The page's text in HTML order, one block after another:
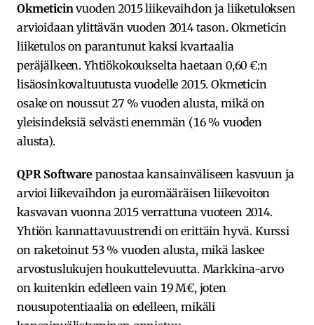
Okmeticinvuoden 2015 liikevaihdon ja liiketuloksen
arvioidaan ylittävän vuoden 2014 tason. Okmeticin
liiketulos on parantunut kaksi kvartaalia
peräjälkeen. Yhtiökokoukselta haetaan 0,60 €:n
lisäosinkovaltuutusta vuodelle 2015. Okmeticin
osake on noussut 27 % vuoden alusta, mikä on
yleisindeksiä selvästi enemmän (16 % vuoden
alusta).
QPR Software panostaa kansainväliseen kasvuun ja
arvioi liikevaihdon ja euromääräisen liikevoiton
kasvavan vuonna 2015 verrattuna vuoteen 2014.
Yhtiön kannattavuustrendi on erittäin hyvä. Kurssi
on raketoinut 53 % vuoden alusta, mikä laskee
arvostuslukujen houkuttelevuutta. Markkina-arvo
on kuitenkin edelleen vain 19 M€, joten
nousupotentiaalia on edelleen, mikäli